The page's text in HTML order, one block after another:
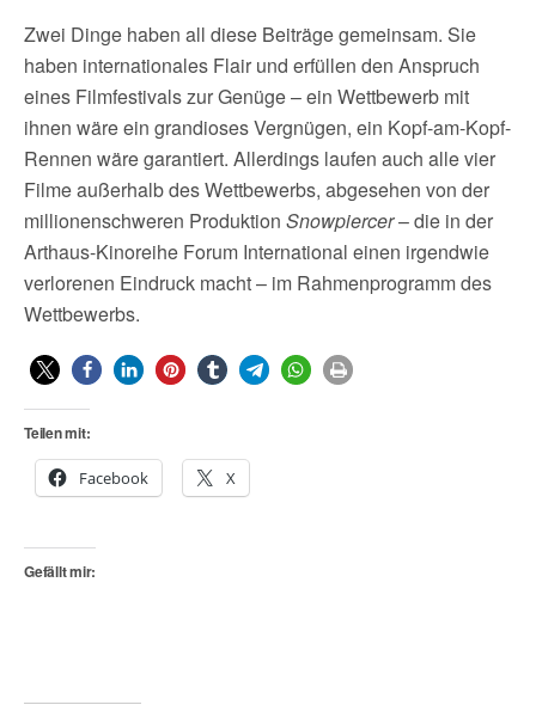
Zwei Dinge haben all diese Beiträge gemeinsam. Sie
haben internationales Flair und erfüllen den Anspruch
eines Filmfestivals zur Genüge – ein Wettbewerb mit
ihnen wäre ein grandioses Vergnügen, ein Kopf-am-Kopf-
Rennen wäre garantiert. Allerdings laufen auch alle vier
Filme außerhalb des Wettbewerbs, abgesehen von der
millionenschweren Produktion Snowpiercer– die in der
Arthaus-Kinoreihe Forum International einen irgendwie
verlorenen Eindruck macht – im Rahmenprogramm des
Wettbewerbs.
Teilen mit:
Facebook X
Gefällt mir: